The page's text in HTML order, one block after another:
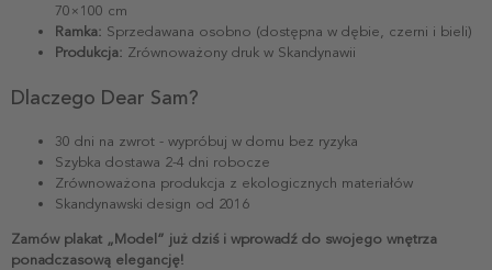
70×100 cm
Ramka: Sprzedawana osobno (dostępna w dębie, czerni i bieli)
Produkcja: Zrównoważony druk w Skandynawii
Dlaczego Dear Sam?
30 dni na zwrot - wypróbuj w domu bez ryzyka
Szybka dostawa 2-4 dni robocze
Zrównoważona produkcja z ekologicznych materiałów
Skandynawski design od 2016
Zamów plakat „Model” już dziś i wprowadź do swojego wnętrza
ponadczasową elegancję!